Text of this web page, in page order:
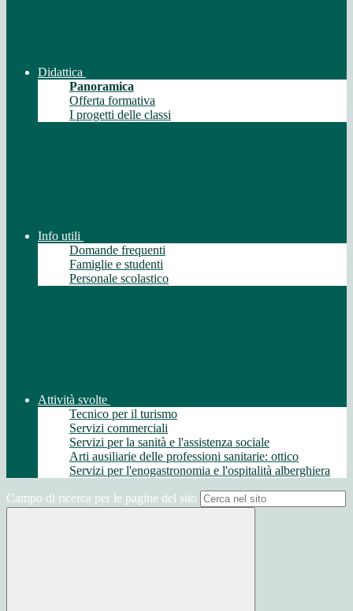
Didattica
Panoramica
Offerta formativa
I progetti delle classi
Info utili
Domande frequenti
Famiglie e studenti
Personale scolastico
Attività svolte
Tecnico per il turismo
Servizi commerciali
Servizi per la sanità e l'assistenza sociale
Arti ausiliarie delle professioni sanitarie: ottico
Servizi per l'enogastronomia e l'ospitalità alberghiera
Campo di ricerca per le pagine del sito